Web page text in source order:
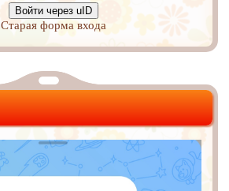
Войти через uID
Старая форма входа